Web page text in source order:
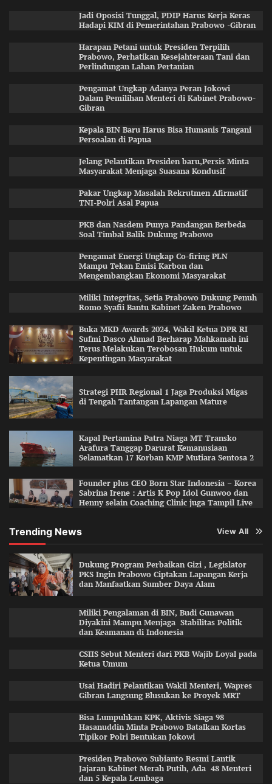
Jadi Oposisi Tunggal, PDIP Harus Kerja Keras
Hadapi KIM di Pemerintahan Prabowo -Gibran
Harapan Petani untuk Presiden Terpilih
Prabowo, Perhatikan Kesejahteraan Tani dan
Perlindungan Lahan Pertanian
Pengamat Ungkap Adanya Peran Jokowi
Dalam Pemilihan Menteri di Kabinet Prabowo-
Gibran
Kepala BIN Baru Harus Bisa Humanis Tangani
Persoalan di Papua
Jelang Pelantikan Presiden baru,Persis Minta
Masyarakat Menjaga Suasana Kondusif
Pakar Ungkap Masalah Rekrutmen Afirmatif
TNI-Polri Asal Papua
PKB dan Nasdem Punya Pandangan Berbeda
Soal Timbal Balik Dukung Prabowo
Pengamat Energi Ungkap Co-firing PLN
Mampu Tekan Emisi Karbon dan
Mengembangkan Ekonomi Masyarakat
Miliki Integritas, Setia Prabowo Dukung Penuh
Romo Syafii Bantu Kabinet Zaken Prabowo
Buka MKD Awards 2024, Wakil Ketua DPR RI
Sufmi Dasco Ahmad Berharap Mahkamah ini
Terus Melakukan Terobosan Hukum untuk
Kepentingan Masyarakat
Strategi PHR Regional 1 Jaga Produksi Migas
di Tengah Tantangan Lapangan Mature
Kapal Pertamina Patra Niaga MT Transko
Arafura Tanggap Darurat Kemanusiaan
Selamatkan 17 Korban KMP Mutiara Sentosa 2
Founder plus CEO Born Star Indonesia – Korea
Sabrina Irene : Artis K Pop Idol Gunwoo dan
Henny selain Coaching Clinic juga Tampil Live
Trending News View All
Dukung Program Perbaikan Gizi , Legislator
PKS Ingin Prabowo Ciptakan Lapangan Kerja
dan Manfaatkan Sumber Daya Alam
Miliki Pengalaman di BIN, Budi Gunawan
Diyakini Mampu Menjaga Stabilitas Politik
dan Keamanan di Indonesia
CSIIS Sebut Menteri dari PKB Wajib Loyal pada
Ketua Umum
Usai Hadiri Pelantikan Wakil Menteri, Wapres
Gibran Langsung Blusukan ke Proyek MRT
Bisa Lumpuhkan KPK, Aktivis Siaga 98
Hasanuddin Minta Prabowo Batalkan Kortas
Tipikor Polri Bentukan Jokowi
Presiden Prabowo Subianto Resmi Lantik
Jajaran Kabinet Merah Putih, Ada 48 Menteri
dan 5 Kepala Lembaga